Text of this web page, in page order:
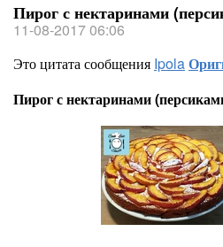
Пирог с нектаринами
11-08-2017 06:06
Это цитата сообщения Ipola
Пирог с нектаринами